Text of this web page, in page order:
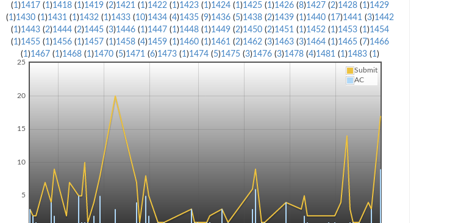
(1)1417 (1)1418 (1)1419 (2)1421 (1)1422 (1)1423 (1)1424 (1)1425 (1)1426 (8)1427 (2)1428 (1)1429
(1)1430 (1)1431 (1)1432 (1)1433 (10)1434 (4)1435 (9)1436 (5)1438 (2)1439 (1)1440 (17)1441 (3)1442
(1)1443 (2)1444 (2)1445 (3)1446 (1)1447 (1)1448 (1)1449 (2)1450 (2)1451 (1)1452 (1)1453 (1)1454
(1)1455 (1)1456 (1)1457 (1)1458 (4)1459 (1)1460 (1)1461 (2)1462 (3)1463 (3)1464 (1)1465 ( 7)1466
(1)1467 (1)1468 (1)1470 (5)1471 (6)1473 (1)1474 (5)1475 (3)1476 (3)1478 (4)1481 (1)1483 (1)
5
10
15
20
25
Submit
AC